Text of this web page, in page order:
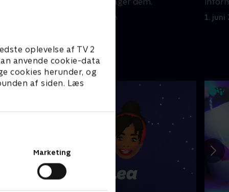
oplevelse af TV 2
anvende cookie-data
cookies herunder, og
af siden. Læs
Marketing
1. juni 2023 • 22 min 1. juni